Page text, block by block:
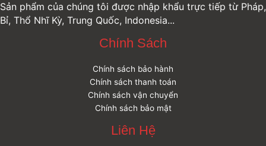
Sản phẩm của chúng tôi được nhập khẩu trực tiếp từ Pháp,
Bỉ, Thổ Nhĩ Kỳ, Trung Quốc, Indonesia...
Chính Sách
Chính sách bảo hành
Chính sách thanh toán
Chính sách vận chuyển
Chính sách bảo mật
Liên Hệ